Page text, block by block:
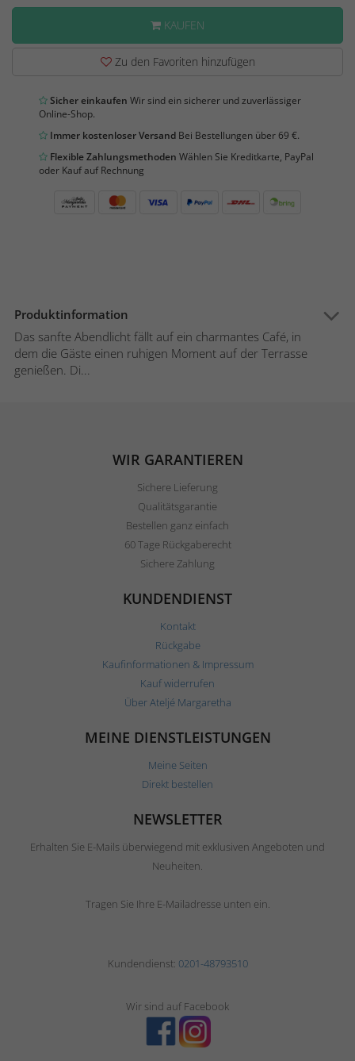
KAUFEN
Zu den Favoriten hinzufügen
Sicher einkaufen Wir sind ein sicherer und zuverlässiger
Online-Shop.
Immer kostenloser Versand Bei Bestellungen über 69 €.
Flexible Zahlungsmethoden Wählen Sie Kreditkarte, PayPal
oder Kauf auf Rechnung
Produktinformation
Das sanfte Abendlicht fällt auf ein charmantes Café, in
dem die Gäste einen ruhigen Moment auf der Terrasse
genießen. Di...
WIR GARANTIEREN
Sichere Lieferung
Qualitätsgarantie
Bestellen ganz einfach
60 Tage Rückgaberecht
Sichere Zahlung
KUNDENDIENST
Kontakt
Rückgabe
Kaufinformationen & Impressum
Kauf widerrufen
Über Ateljé Margaretha
MEINE DIENSTLEISTUNGEN
Meine Seiten
Direkt bestellen
NEWSLETTER
Erhalten Sie E-Mails überwiegend mit exklusiven Angeboten und
Neuheiten.
Tragen Sie Ihre E-Mailadresse unten ein.
Kundendienst: 0201-48793510
Wir sind auf Facebook